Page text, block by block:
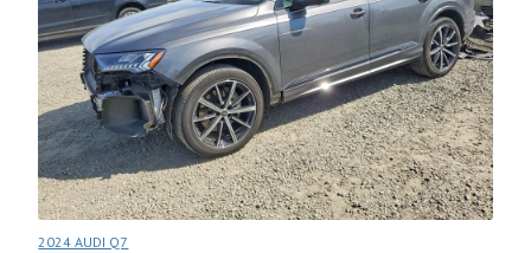
2024 AUDI Q7